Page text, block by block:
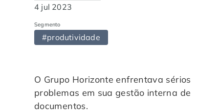
Adequação à LGPD
Auditoria de Processos
Departamento Financeiro
Trabalhe Conosco
4 jul 2023
Segmento
#produtividade
O Grupo Horizonte enfrentava sérios
problemas em sua gestão interna de
documentos.